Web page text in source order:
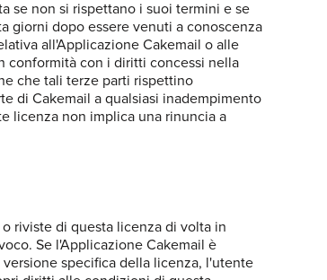
se non si rispettano i suoi termini e se
giorni dopo essere venuti a conoscenza
all'Applicazione Cakemail o alle
conformità con i diritti concessi nella
che tali terze parti rispettino
di Cakemail a qualsiasi inadempimento
licenza non implica una rinuncia a
riviste di questa licenza di volta in
Se l'Applicazione Cakemail è
specifica della licenza, l'utente